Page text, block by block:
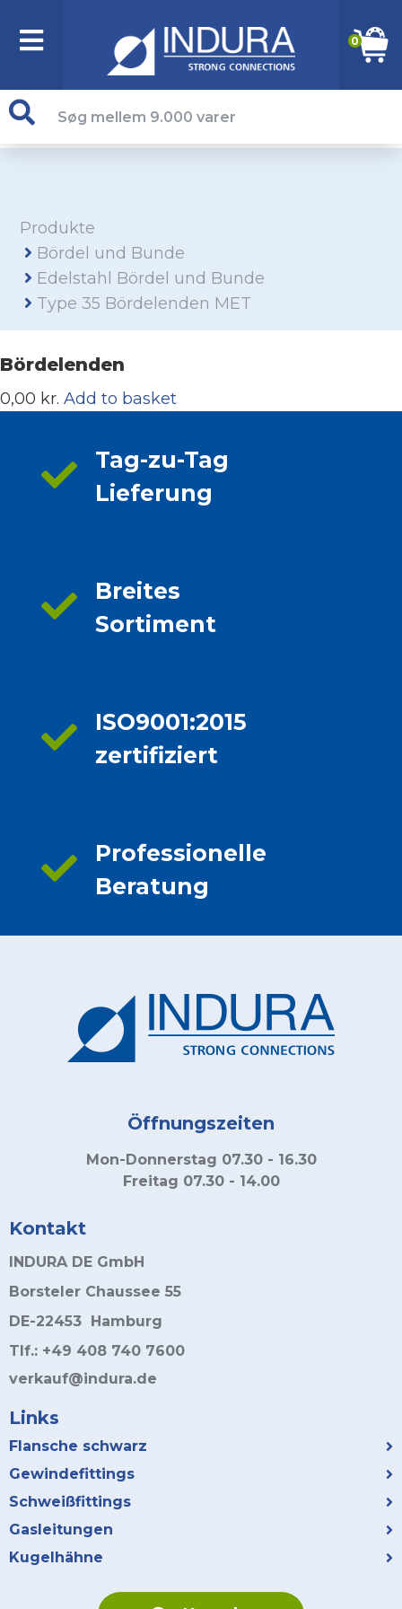
0
Produkte
Bördel und Bunde
Edelstahl Bördel und Bunde
Type 35 Bördelenden MET
Bördelenden
0,00 kr. Add to basket
Tag-zu-Tag
Lieferung
Breites
Sortiment
ISO9001:2015
zertifiziert
Professionelle
Beratung
Öffnungszeiten
Mon-Donnerstag 07.30 - 16.30
Freitag 07.30 - 14.00
Kontakt
INDURA DE GmbH
Borsteler Chaussee 55
DE-22453 Hamburg
Tlf.: +49 408 740 7600
verkauf@indura.de
Links
Flansche schwarz
Gewindefittings
Schweißfittings
Gasleitungen
Kugelhähne